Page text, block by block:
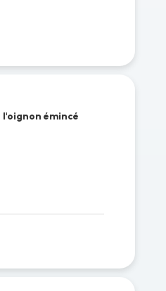
émincé